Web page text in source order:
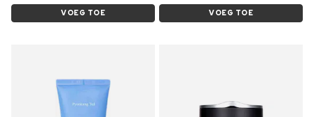
VOEG TOE VOEG TOE